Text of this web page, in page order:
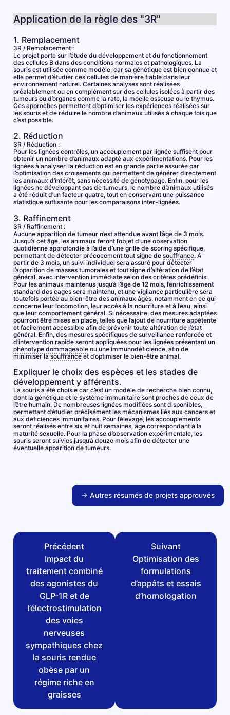
Application de la règle des "3R"
1. Remplacement
3R / Remplacement :
Le projet porte sur l’étude du développement et du fonctionnement
des cellules B dans des conditions normales et pathologiques. La
souris est utilisée comme modèle, car sa génétique est bien connue et
elle permet d’étudier ces cellules de manière fiable dans leur
environnement naturel. Certaines analyses sont réalisées
préalablement ou en complément sur des cellules isolées à partir des
tumeurs ou d’organes comme la rate, la moelle osseuse ou le thymus.
Ces approches permettent d’optimiser les expériences réalisées sur
les souris et de réduire le nombre d’animaux utilisés à chaque fois que
c’est possible.
2. Réduction
3R / Réduction :
Pour les lignées contrôles, un accouplement par lignée suffisent pour
obtenir un nombre d’animaux adapté aux expérimentations. Pour les
lignées à analyser, la réduction est en grande partie assurée par
l’optimisation des croisements qui permettent de générer directement
les animaux d’intérêt, sans nécessité de génotypage. Enfin, pour les
lignées ne développant pas de tumeurs, le nombre d’animaux utilisés
a été réduit d’un facteur quatre, tout en conservant une puissance
statistique suffisante pour les comparaisons inter-lignées.
3. Raffinement
3R / Raffinement :
Aucune apparition de tumeur n’est attendue avant l’âge de 3 mois.
Jusqu’à cet âge, les animaux feront l’objet d’une observation
quotidienne approfondie à l’aide d’une grille de scoring spécifique,
permettant de détecter précocement tout signe de souffrance. À
partir de 3 mois, un suivi individuel sera assuré pour détecter
l’apparition de masses tumorales et tout signe d’altération de l’état
général, avec intervention immédiate selon des critères prédéfinis.
Pour les animaux maintenus jusqu’à l’âge de 12 mois, l’enrichissement
standard des cages sera maintenu, et une vigilance particulière sera
toutefois portée au bien-être des animaux âgés, notamment en ce qui
concerne leur locomotion, leur accès à la nourriture et à l’eau, ainsi
que leur comportement général. Si nécessaire, des mesures adaptées
pourront être mises en place, telles que l’ajout de nourriture appétente
et facilement accessible afin de prévenir toute altération de l’état
général. Enfin, des mesures spécifiques de surveillance renforcée et
d’intervention rapide seront appliquées pour les lignées présentant un
phénotype dommageable ou une immunodéficience, afin de
minimiser lasouffranceet d’optimiser le bien-être animal.
Expliquer le choix des espèces et les stades de
développement y afférents.
La souris a été choisie car c’est un modèle de recherche bien connu,
dont la génétique et le système immunitaire sont proches de ceux de
l’être humain. De nombreuses lignées modifiées sont disponibles,
permettant d’étudier précisément les mécanismes liés aux cancers et
aux déficiences immunitaires. Pour l’élevage, les accouplements
seront réalisés entre six et huit semaines, âge correspondant à la
maturité sexuelle. Pour la phase d’observation expérimentale, les
souris seront suivies jusqu’à douze mois afin de détecter une
éventuelle apparition de tumeurs.
→ Autres résumés de projets approuvés
Précédent
Impact du
traitement combiné
des agonistes du
GLP-1R et de
l’électrostimulation
des voies
nerveuses
sympathiques chez
la souris rendue
obèse par un
régime riche en
graisses
Suivant
Optimisation des
formulations
d’appâts et essais
d’homologation